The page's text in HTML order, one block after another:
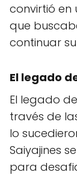
convirtió en
que
continuar
El legado
El legado
través de
lo
Saiyajines
para